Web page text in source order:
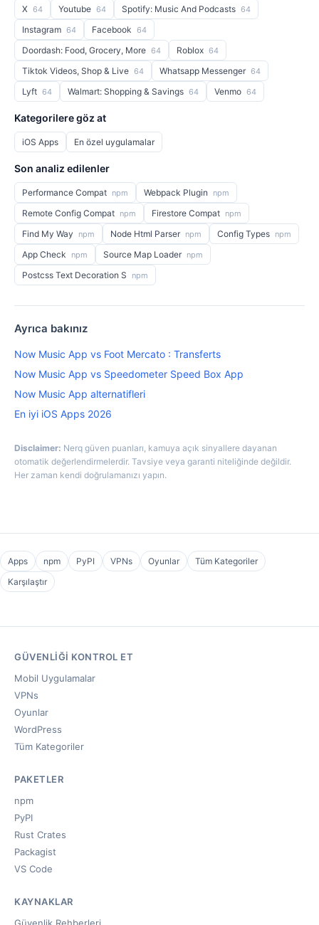
X 64 Youtube 64 Spotify: Music And Podcasts 64
Instagram 64 Facebook 64
Doordash: Food, Grocery, More 64 Roblox 64
Tiktok Videos, Shop & Live 64 Whatsapp Messenger 64
Lyft 64 Walmart: Shopping & Savings 64 Venmo 64
Kategorilere göz at
iOS Apps En özel uygulamalar
Son analiz edilenler
Performance Compat npm Webpack Plugin npm
Remote Config Compat npm Firestore Compat npm
Find My Way npm Node Html Parser npm Config Types npm
App Check npm Source Map Loader npm
Postcss Text Decoration S npm
Ayrıca bakınız
Now Music App vs Foot Mercato : Transferts
Now Music App vs Speedometer Speed Box App
Now Music App alternatifleri
En iyi iOS Apps 2026
Disclaimer: Nerq güven puanları, kamuya açık sinyallere dayanan
otomatik değerlendirmelerdir. Tavsiye veya garanti niteliğinde değildir.
Her zaman kendi doğrulamanızı yapın.
Apps npm PyPI VPNs Oyunlar
Tüm Kategoriler
Karşılaştır
GÜVENLIĞI KONTROL ET
Mobil Uygulamalar
VPNs
Oyunlar
WordPress
Tüm Kategoriler
PAKETLER
npm
PyPI
Rust Crates
Packagist
VS Code
KAYNAKLAR